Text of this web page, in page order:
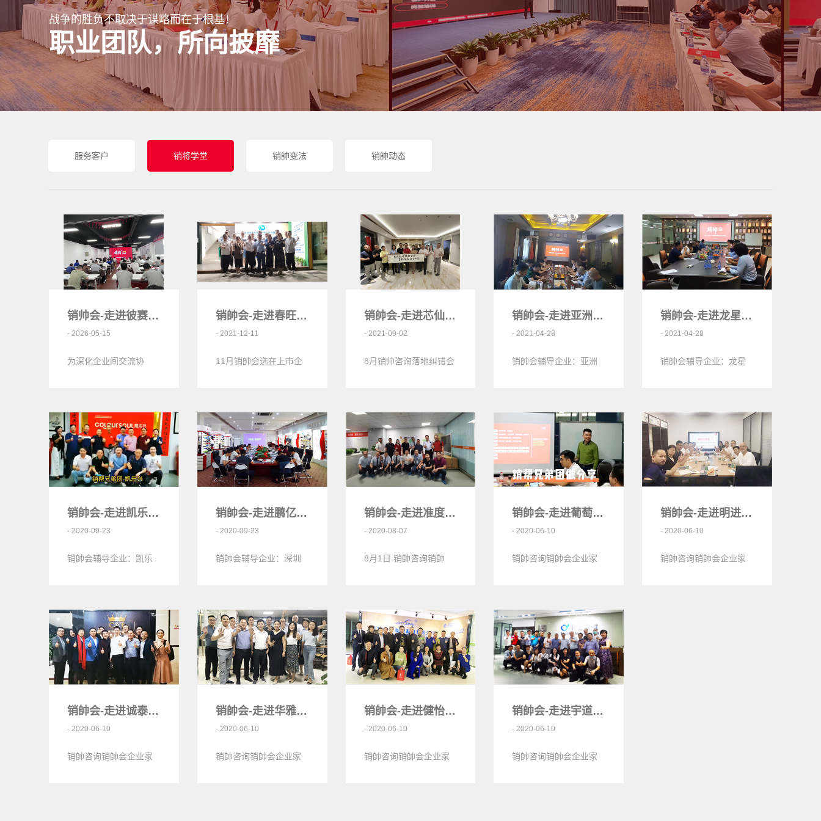
战争的胜负不取决于谋略而在于根基！
职业团队，所向披靡
服务客户 销将学堂 销帥变法 销帥动态
销帅会-走进彼赛芬<
- 2026-05-15
为深化企业间交流协
提质发展，我司专属赋
能品牌销将…
销帥会-走进春旺环保<
- 2021-12-11
11月销帥会选在上市企
年，23年专注干燥剂研
发生产，…
销帥会-走进芯仙电子<
- 2021-09-02
8月销帅咨询落地纠错会
各行各业的企业主十余
人，在…
销帥会-走进亚洲龙电子科技<
- 2021-04-28
销帥会辅导企业：亚洲
销帥会-走进龙星辰医疗电源<
- 2021-04-28
销帥会辅导企业：龙星
2009年，是一家专注医
疗电源解…
销帥会-走进凯乐兴<
- 2020-09-23
销帥会辅导企业：凯乐
产、销售”于一体的科技
型…
销帥会-走进鹏亿发<
- 2020-09-23
销帥会辅导企业：深圳
模具有限公司是一家集
设计、开…
销帥会-走进准度光电<
- 2020-08-07
8月1日 销帥咨询销帥
销帥会-走进葡萄酒网<
- 2020-06-10
销帥咨询销帥会企业家
销帥会-走进明进康电子<
- 2020-06-10
销帥咨询销帥会企业家
销帥会-走进诚泰酒业<
- 2020-06-10
销帥咨询销帥会企业家
销帥会-走进华雅财税<
- 2020-06-10
销帥咨询销帥会企业家
销帥会-走进健怡康<
- 2020-06-10
销帥咨询销帥会企业家
销帥会-走进宇道机电<
- 2020-06-10
销帥咨询销帥会企业家